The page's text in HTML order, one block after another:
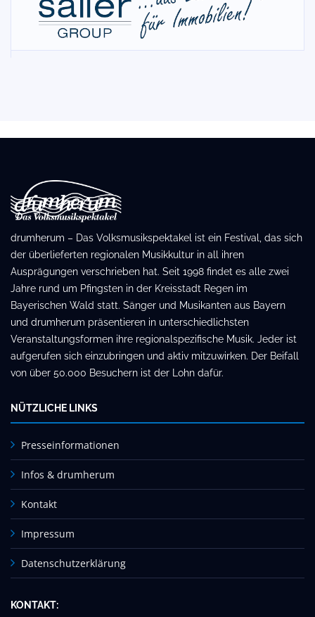
drumherum – Das Volksmusikspektakel ist ein Festival, das sich
der überlieferten regionalen Musikkultur in all ihren
Ausprägungen verschrieben hat. Seit 1998 findet es alle zwei
Jahre rund um Pfingsten in der Kreisstadt Regen im
Bayerischen Wald statt. Sänger und Musikanten aus Bayern
und drumherum präsentieren in unterschiedlichsten
Veranstaltungsformen ihre regionalspezifische Musik. Jeder ist
aufgerufen sich einzubringen und aktiv mitzuwirken. Der Beifall
von über 50.000 Besuchern ist der Lohn dafür.
NÜTZLICHE LINKS
Presseinformationen
Infos & drumherum
Kontakt
Impressum
Datenschutzerklärung
KONTAKT: